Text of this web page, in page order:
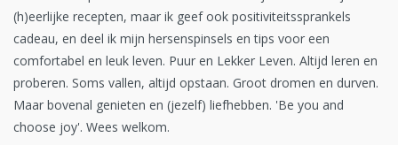
(h)eerlijke recepten, maar ik geef ook positiviteitssprankels
cadeau, en deel ik mijn hersenspinsels en tips voor een
comfortabel en leuk leven. Puur en Lekker Leven. Altijd leren en
proberen. Soms vallen, altijd opstaan. Groot dromen en durven.
Maar bovenal genieten en (jezelf) liefhebben. 'Be you and
choose joy'. Wees welkom.